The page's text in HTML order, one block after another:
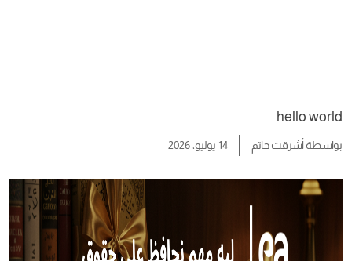
hello world
بواسطةأشرقت حاتم 14 يوليو، 2026